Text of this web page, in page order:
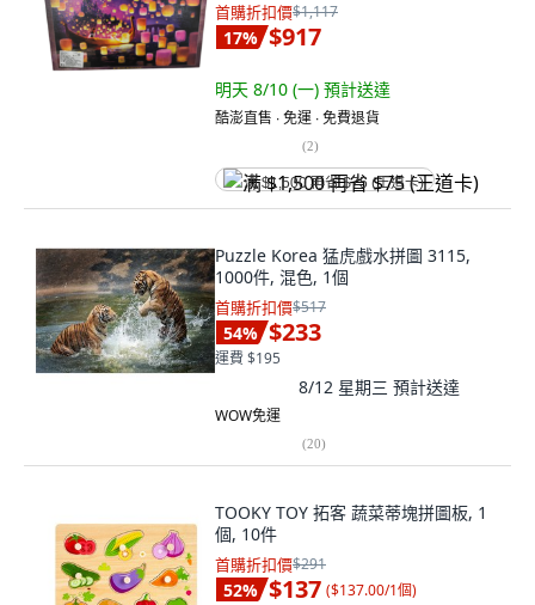
首購折扣價$1,117
17% $917
明天 8/10 (一) 預計送達
酷澎直售 ∙ 免運 ∙ 免費退貨
(2)
满 $1,500 再省 $75 (王道卡)
Puzzle Korea 猛虎戲水拼圖 3115,
1000件, 混色, 1個
首購折扣價$517
54% $233
運費 $195
8/12 星期三 預計送達
WOW免運
(20)
TOOKY TOY 拓客 蔬菜蒂塊拼圖板, 1
個, 10件
首購折扣價$291
52% $137 ($137.00/1個)